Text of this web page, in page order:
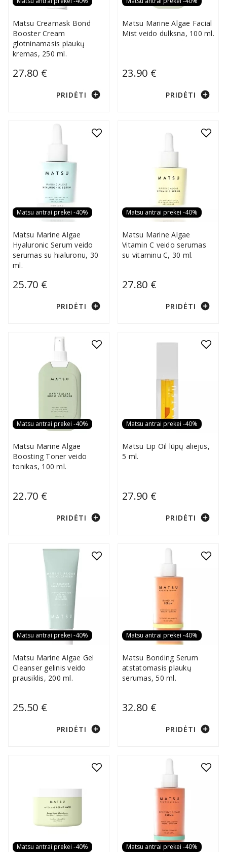
Matsu Creamask Bond
Booster Cream
glotninamasis plaukų
kremas, 250 ml.
27.80 €
PRIDĖTI add_circle
Matsu Marine Algae Facial
Mist veido dulksna, 100 ml.
23.90 €
PRIDĖTI add_circle
Matsu antrai prekei -40%
Matsu Marine Algae
Hyaluronic Serum veido
serumas su hialuronu, 30
ml.
25.70 €
PRIDĖTI add_circle
Matsu antrai prekei -40%
Matsu Marine Algae
Vitamin C veido serumas
su vitaminu C, 30 ml.
27.80 €
PRIDĖTI add_circle
Matsu antrai prekei -40%
Matsu Marine Algae
Boosting Toner veido
tonikas, 100 ml.
22.70 €
PRIDĖTI add_circle
Matsu antrai prekei -40%
Matsu Lip Oil lūpų aliejus,
5 ml.
27.90 €
PRIDĖTI add_circle
Matsu antrai prekei -40%
Matsu Marine Algae Gel
Cleanser gelinis veido
prausiklis, 200 ml.
25.50 €
PRIDĖTI add_circle
Matsu antrai prekei -40%
Matsu Bonding Serum
atstatomasis plaukų
serumas, 50 ml.
32.80 €
PRIDĖTI add_circle
Matsu antrai prekei -40% Matsu antrai prekei -40%